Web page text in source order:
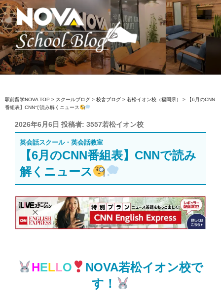
コ
ン
テ
ン
ツ
へ
ス
ッ
プ
駅前留学NOVA【公式】スクールブロ
英会話スクール・英会話教室
駅前留学NOVA TOP > スクールブログ > 校舎ブログ > 若松イオン校（福岡県） >
【6月のCNN
番組表】CNNで読み解くニュース
投
稿
日:
2026年6月6日 投稿者: 3557若松イオン校
英会話スクール・英会話教室
【6月のCNN番組表】CNNで読み
解くニュース
HELLO
NOVA若松イオン校で
す！